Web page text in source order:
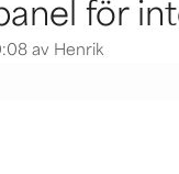
för
av Henrik